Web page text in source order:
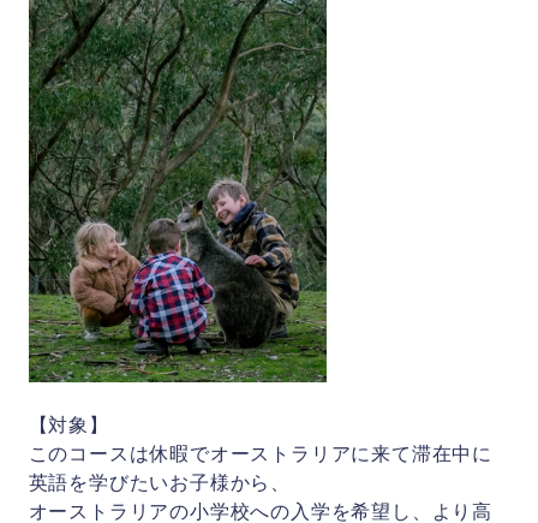
会社概要
お問い合わせ
【対象】
このコースは休暇でオーストラリアに来て滞在中に
英語を学びたいお子様から、
オーストラリアの小学校への入学を希望し、より高